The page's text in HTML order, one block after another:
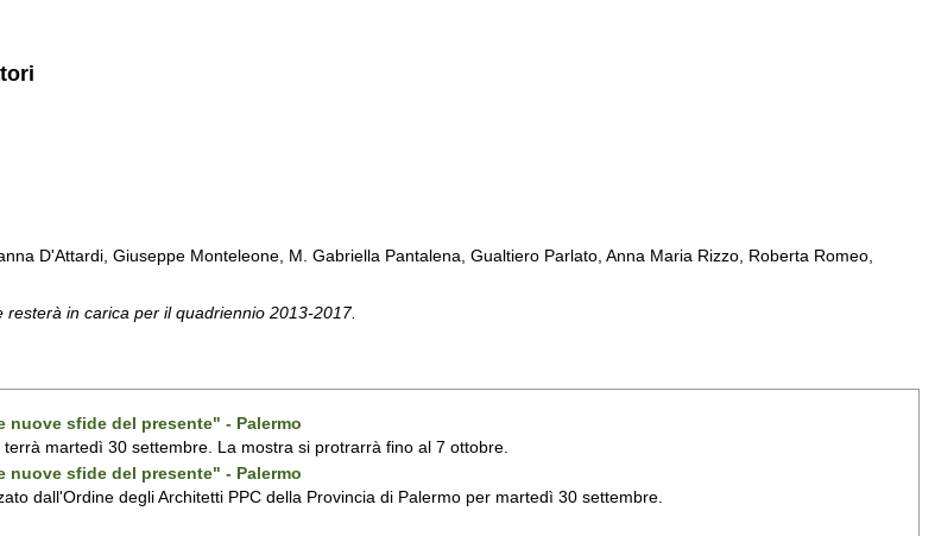
D'Attardi, Giuseppe Monteleone, M. Gabriella Pantalena, Gualtiero Parlato, Anna Maria Rizzo, Roberta Romeo,
in carica per il quadriennio 2013-2017.
nuove sfide del presente" - Palermo
martedì 30 settembre. La mostra si protrarrà fino al 7 ottobre.
nuove sfide del presente" - Palermo
dall'Ordine degli Architetti PPC della Provincia di Palermo per martedì 30 settembre.